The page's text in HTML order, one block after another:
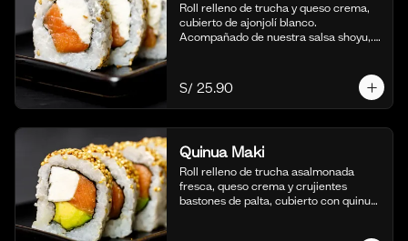
Roll relleno de trucha y queso crema,
cubierto de ajonjolí blanco.
Acompañado de nuestra salsa shoyu,.
S/ 25.90
Quinua Maki
Roll relleno de trucha asalmonada
fresca, queso crema y crujientes
bastones de palta, cubierto con quinua